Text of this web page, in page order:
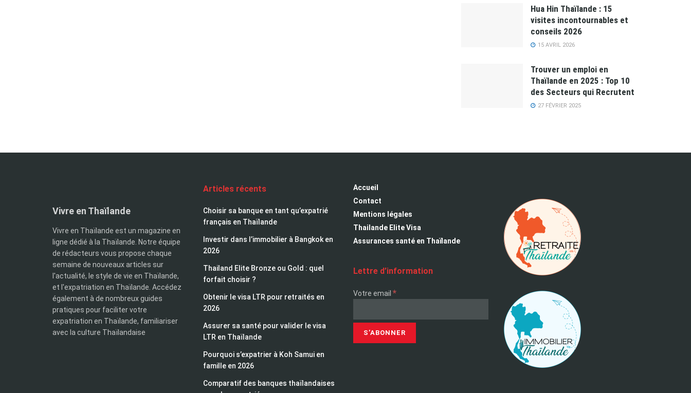
Hua Hin Thaïlande : 15
visites incontournables et
conseils 2026
15 AVRIL 2026
Trouver un emploi en
Thaïlande en 2025 : Top 10
des Secteurs qui Recrutent
27 FÉVRIER 2025
Vivre en Thaïlande
Vivre en Thaïlande est un magazine en
ligne dédié à la Thaïlande. Notre équipe
de rédacteurs vous propose chaque
semaine de nouveaux articles sur
l'actualité, le style de vie en Thaïlande,
et l'expatriation en Thaïlande. Accédez
également à de nombreux guides
pratiques pour faciliter votre
expatriation en Thaïlande, familiariser
avec la culture Thaïlandaise
Articles récents
Choisir sa banque en tant qu’expatrié
français en Thaïlande
Investir dans l’immobilier à Bangkok en
2026
Thailand Elite Bronze ou Gold : quel
forfait choisir ?
Obtenir le visa LTR pour retraités en
2026
Assurer sa santé pour valider le visa
LTR en Thaïlande
Pourquoi s’expatrier à Koh Samui en
famille en 2026
Comparatif des banques thaïlandaises
Accueil
Contact
Mentions légales
Thailande Elite Visa
Assurances santé en Thaïlande
Lettre d’information
Votre email *